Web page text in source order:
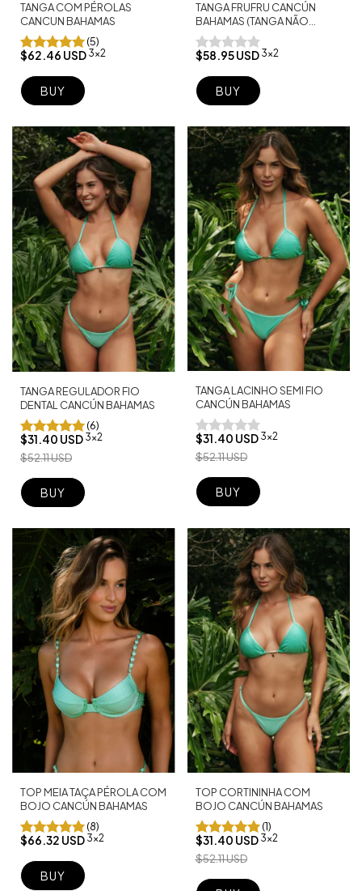
TANGA COM PÉROLAS
CANCUN BAHAMAS
(5)
$62.46 USD 3x2
BUY
TANGA FRUFRU CANCÚN
BAHAMAS (TANGA NÃO
INCLUSA)
$58.95 USD 3x2
BUY
TANGA REGULADOR FIO
DENTAL CANCÚN BAHAMAS
(6)
$31.40 USD 3x2
$52.11 USD
BUY
TANGA LACINHO SEMI FIO
CANCÚN BAHAMAS
$31.40 USD 3x2
$52.11 USD
BUY
TOP MEIA TAÇA PÉROLA COM
BOJO CANCÚN BAHAMAS
(8)
$66.32 USD 3x2
BUY
TOP CORTININHA COM
BOJO CANCÚN BAHAMAS
(1)
$31.40 USD 3x2
$52.11 USD